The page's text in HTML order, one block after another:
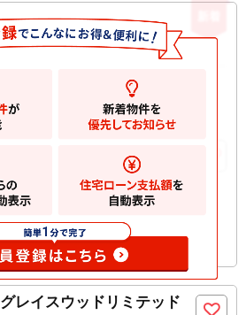
サニーウェル泉谷
横浜市港北区小机町
70.47m2
お気に入りに追加
グレイスウッドリミテッド